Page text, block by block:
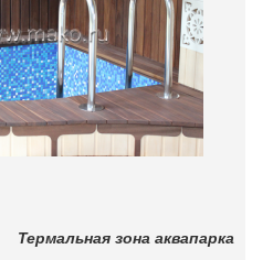
Термальная зона аквапарка